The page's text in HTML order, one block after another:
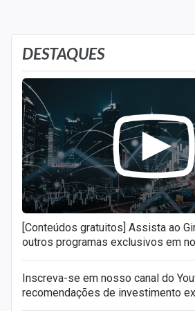
DESTAQUES
[Conteúdos gratuitos] Assista ao
outros programas exclusivos em
Inscreva-se em nosso canal do
recomendações de investimento